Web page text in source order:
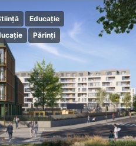
Educație
Părinți